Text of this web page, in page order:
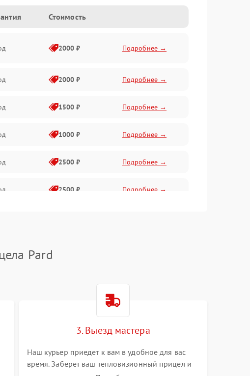
Стоимость
2000 ₽ Подробнее →
2000 ₽ Подробнее →
1500 ₽ Подробнее →
1000 ₽ Подробнее →
2500 ₽ Подробнее →
2500 ₽ Подробнее →
Pard
3. Выезд мастера
Наш курьер приедет к вам в удобное для вас
время. Заберет ваш тепловизионный прицел и